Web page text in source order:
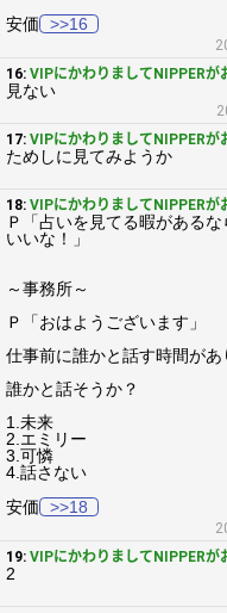
安価
>>16
16: VIPにかわりましてNIPPERが
見ない
17: VIPにかわりましてNIPPERが
ためしに見てみようか
18: VIPにかわりましてNIPPERが
Ｐ「占いを見てる暇がある
いいな！」
～事務所～
Ｐ「おはようございます」
仕事前に誰かと話す時間があ
誰かと話そうか？
1.未来
2.エミリー
3.可憐
4.話さない
安価
>>18
19: VIPにかわりましてNIPPERが
2